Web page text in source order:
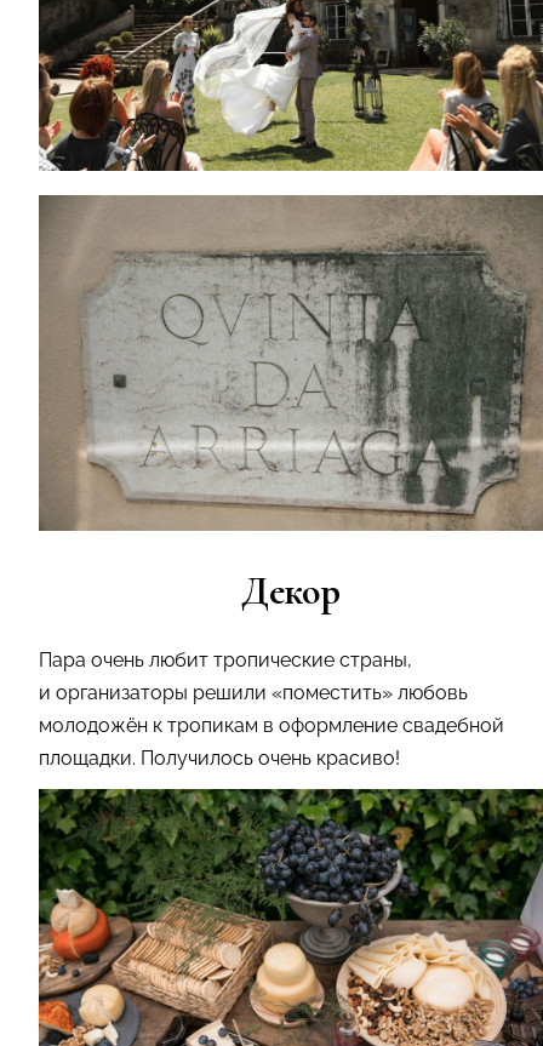
Декор
Пара очень любит тропические страны,
и организаторы решили «поместить» любовь
молодожён к тропикам в оформление свадебной
площадки. Получилось очень красиво!